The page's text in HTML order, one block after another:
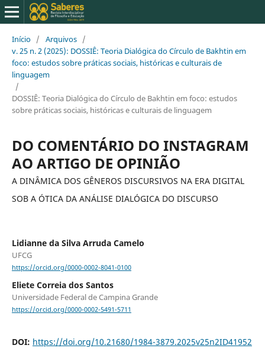
Início / Arquivos /
v. 25 n. 2 (2025): DOSSIÊ: Teoria Dialógica do Círculo de Bakhtin em
foco: estudos sobre práticas sociais, históricas e culturais de
linguagem
/
DOSSIÊ: Teoria Dialógica do Círculo de Bakhtin em foco: estudos
sobre práticas sociais, históricas e culturais de linguagem
DO COMENTÁRIO DO INSTAGRAM
AO ARTIGO DE OPINIÃO
A DINÂMICA DOS GÊNEROS DISCURSIVOS NA ERA DIGITAL
SOB A ÓTICA DA ANÁLISE DIALÓGICA DO DISCURSO
Lidianne da Silva Arruda Camelo
UFCG
https://orcid.org/0000-0002-8041-0100
Eliete Correia dos Santos
Universidade Federal de Campina Grande
https://orcid.org/0000-0002-5491-5711
DOI: https://doi.org/10.21680/1984-3879.2025v25n2ID41952